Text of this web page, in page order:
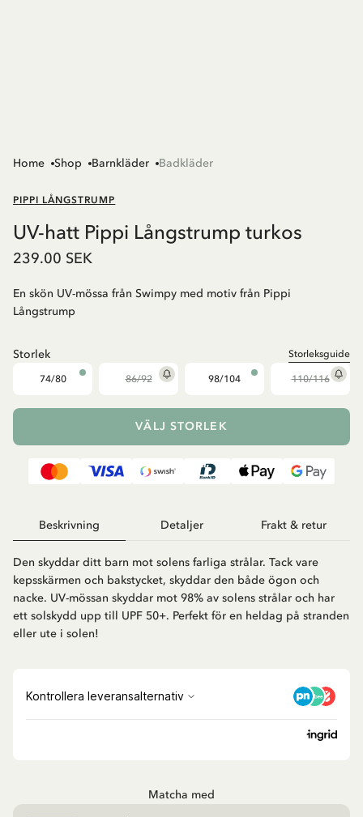
Home Shop Barnkläder Badkläder
PIPPI LÅNGSTRUMP
UV-hatt Pippi Långstrump turkos
239.00 SEK
En skön UV-mössa från Swimpy med motiv från Pippi
Långstrump
Storlek Storleksguide
74/80 86/92 98/104 110/116
VÄLJ STORLEK
Beskrivning Detaljer Frakt & retur
Den skyddar ditt barn mot solens farliga strålar. Tack vare
kepsskärmen och bakstycket, skyddar den både ögon och
nacke. UV-mössan skyddar mot 98% av solens strålar och har
ett solskydd upp till UPF 50+. Perfekt för en heldag på stranden
eller ute i solen!
Matcha med